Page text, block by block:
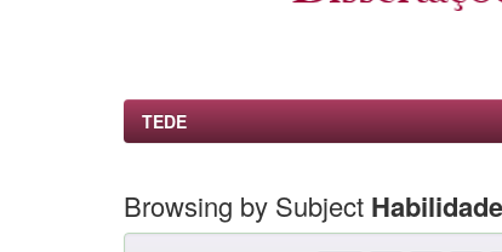
TEDE
Browsing by Subject